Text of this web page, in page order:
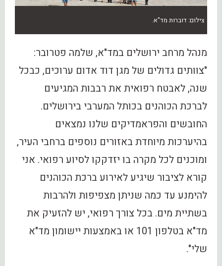
צילום: דוברות מד"א.
מנהל מרחב ירושלים במד"א, שלמה פטרובר:
"צוותים גדולים של מגן דוד אדום ערוכים, כבכל
שנה, לאבטח רפואית את רבבות המגיעים
לברכת הכוהנים בכותל המערבי בירושלים.
החובשים והפראמדיקים שלנו נמצאים
בהיערכות מיוחדת באזורים נוספים ברחבי העיר,
ומוכנים לכל מקרה בו יזדקקו לסיוע רפואי. אני
קורא לציבור שיגיע לאירוע ברכת הכוהנים
להימנע עד כמה שניתן מצפיפות ולהרבות
בשתיית מים. בכל צורך רפואי, יש להזעיק את
מד"א בטלפון 101 או באמצעות יישומון מד"א
שלי".